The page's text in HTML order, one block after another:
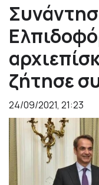
ζήτησε
24/09/2021, 21:23